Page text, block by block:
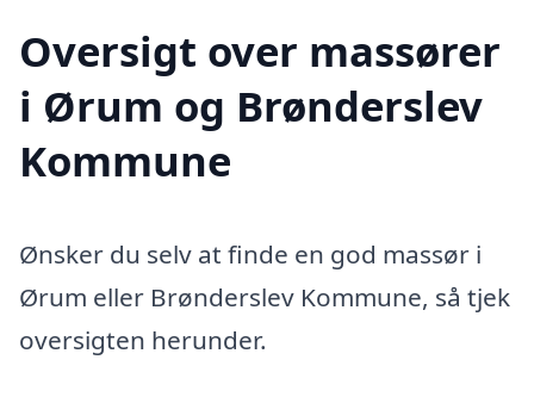
Oversigt over massører
i Ørum og Brønderslev
Kommune
Ønsker du selv at finde en god massør i
Ørum eller Brønderslev Kommune, så tjek
oversigten herunder.